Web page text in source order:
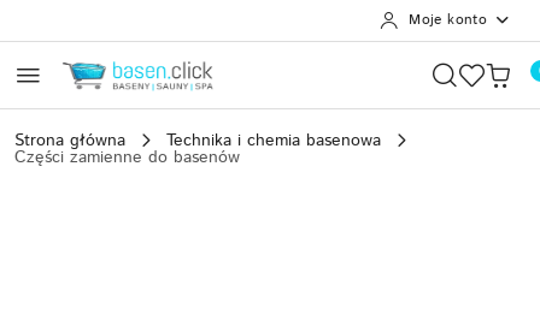
Moje konto
Strona główna Technika i chemia basenowa
Części zamienne do basenów